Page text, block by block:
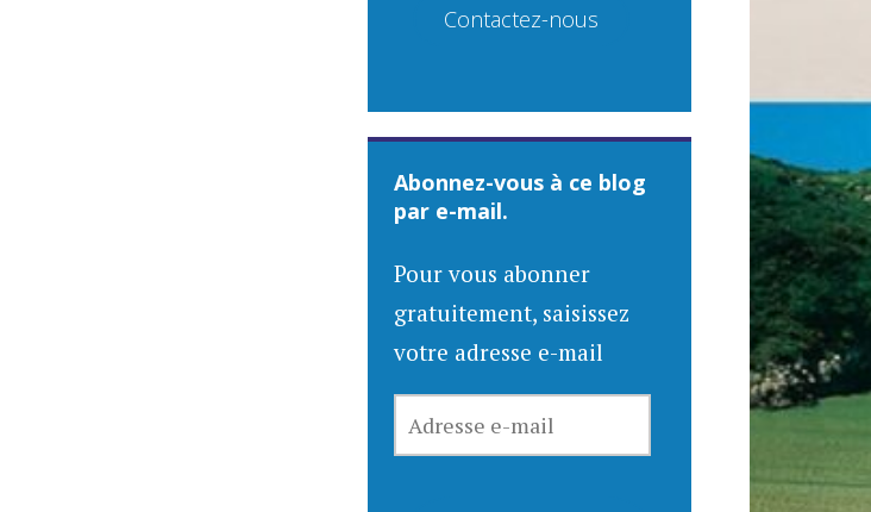
Contactez-nous
Abonnez-vous à ce blog
par e-mail.
Pour vous abonner
gratuitement, saisissez
votre adresse e-mail
E-